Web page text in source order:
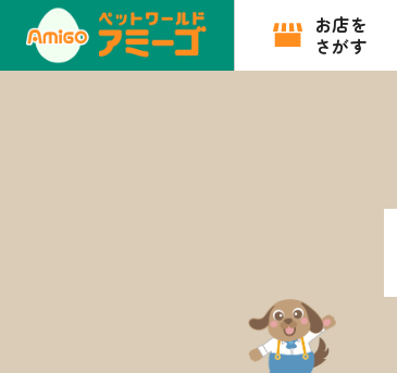
お店を
さがす